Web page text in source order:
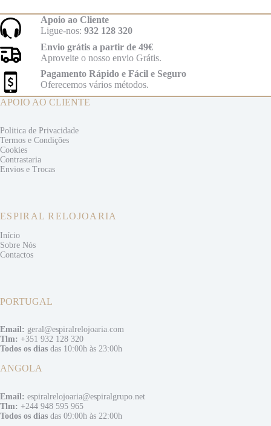
Apoio ao Cliente
Ligue-nos: 932 128 320
Envio grátis a partir de 49€
Aproveite o nosso envio Grátis.
Pagamento Rápido e Fácil e Seguro
Oferecemos vários métodos.
APOIO AO CLIENTE
Politica de Privacidade
Termos e Condições
Cookies
Contrastaria
Envios e Trocas
ESPIRAL RELOJOARIA
Início
Sobre Nós
Contactos
PORTUGAL
Email: geral@espiralrelojoaria.com
Tlm: +351 932 128 320
Todos os dias das 10:00h às 23:00h
ANGOLA
Email: espiralrelojoaria@espiralgrupo.net
Tlm: +244 948 595 965
Todos os dias das 09:00h às 22:00h